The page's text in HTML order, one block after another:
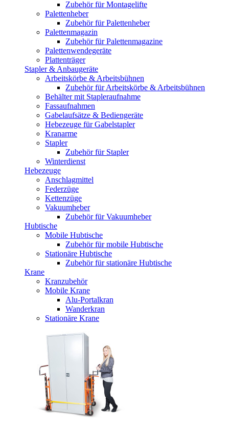
Zubehör für Montagelifte
Palettenheber
Zubehör für Palettenheber
Palettenmagazin
Zubehör für Palettenmagazine
Palettenwendegeräte
Plattenträger
Stapler & Anbaugeräte
Arbeitskörbe & Arbeitsbühnen
Zubehör für Arbeitskörbe & Arbeitsbühnen
Behälter mit Stapleraufnahme
Fassaufnahmen
Gabelaufsätze & Bediengeräte
Hebezeuge für Gabelstapler
Kranarme
Stapler
Zubehör für Stapler
Winterdienst
Hebezeuge
Anschlagmittel
Federzüge
Kettenzüge
Vakuumheber
Zubehör für Vakuumheber
Hubtische
Mobile Hubtische
Zubehör für mobile Hubtische
Stationäre Hubtische
Zubehör für stationäre Hubtische
Krane
Kranzubehör
Mobile Krane
Alu-Portalkran
Wanderkran
Stationäre Krane